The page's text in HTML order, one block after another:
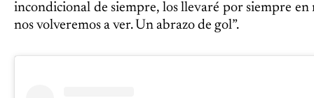
incondicional de siempre, los llevaré por siempre en
nos volveremos a ver. Un abrazo de gol”.